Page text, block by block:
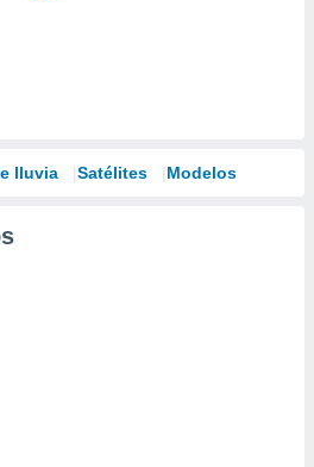
lluvia Satélites Modelos